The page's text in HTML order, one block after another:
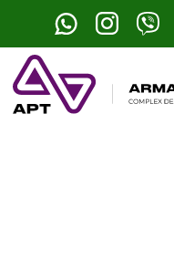
Контактный телефон: